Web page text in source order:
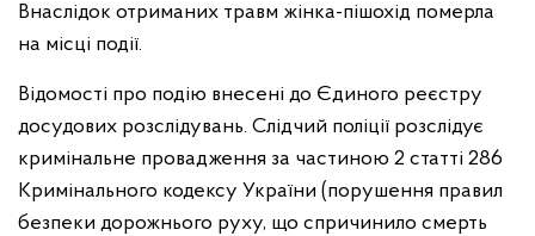
Внаслідок отриманих травм жінка-пішохід померла
на місці події.
Відомості про подію внесені до Єдиного реєстру
досудових розслідувань. Слідчий поліції розслідує
кримінальне провадження за частиною 2 статті 286
Кримінального кодексу України (порушення правил
безпеки дорожнього руху, що спричинило смерть